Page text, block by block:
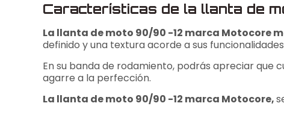
Características de la llanta de
La llanta de moto 90/90 -12 marca Motocore
definido y una textura acorde a sus
En su banda de rodamiento, podrás apreciar que
agarre a la perfección.
La llanta de moto 90/90 -12 marca Motocore,